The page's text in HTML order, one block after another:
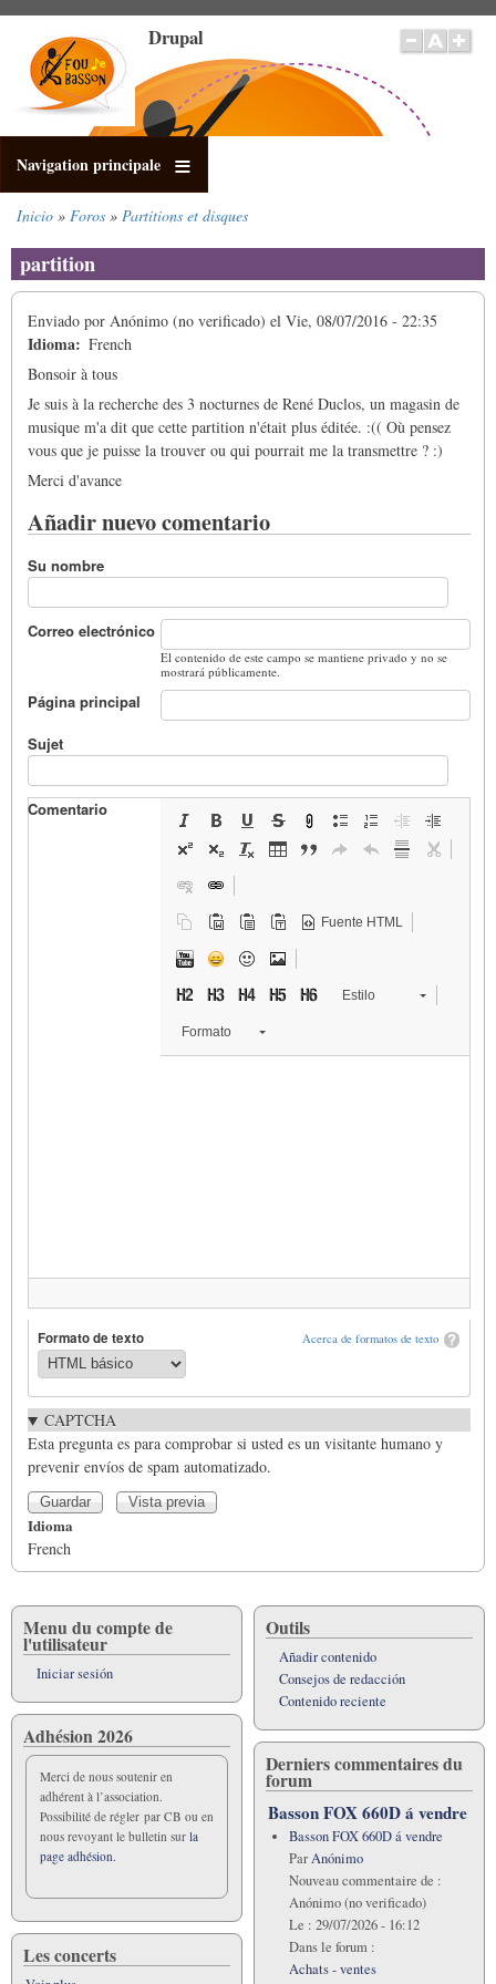
contenido
principal
Drupal
Navigation principale
enlaces
de
a
la
navegación
Inicio Foros Partitions et disques
partition
Enviado por Anónimo (no verificado) el Vie, 08/07/2016 - 22:35
Idioma
French
Bonsoir à tous
Je suis à la recherche des 3 nocturnes de René Duclos, un magasin de
musique m'a dit que cette partition n'était plus éditée. :(( Où pensez
vous que je puisse la trouver ou qui pourrait me la transmettre ? :)
Merci d'avance
Añadir nuevo comentario
Su nombre
Correo electrónico
El contenido de este campo se mantiene privado y no se
mostrará públicamente.
Página principal
Sujet
Comentario
Fuente HTML
Estilo
Formato
Acerca de formatos de texto
Formato de texto
CAPTCHA
Esta pregunta es para comprobar si usted es un visitante humano y
prevenir envíos de spam automatizado.
Idioma
French
Menu du compte de
l'utilisateur
Iniciar sesión
Adhésion 2026
Merci de nous soutenir en
adhérent à l’association.
Possibilité de régler par CB ou en
nous revoyant le bulletin sur la
page adhésion.
Les concerts
Outils
Añadir contenido
Consejos de redacción
Contenido reciente
Derniers commentaires du
forum
Basson FOX 660D á vendre
Basson FOX 660D á vendre
ParAnónimo
Nouveau commentaire de :
Anónimo (no verificado)
Le : 29/07/2026 - 16:12
Dans le forum :
Achats - ventes